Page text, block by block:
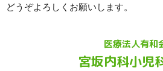
どうぞよろしくお願いします。
医療法人有和
宮坂内科小児